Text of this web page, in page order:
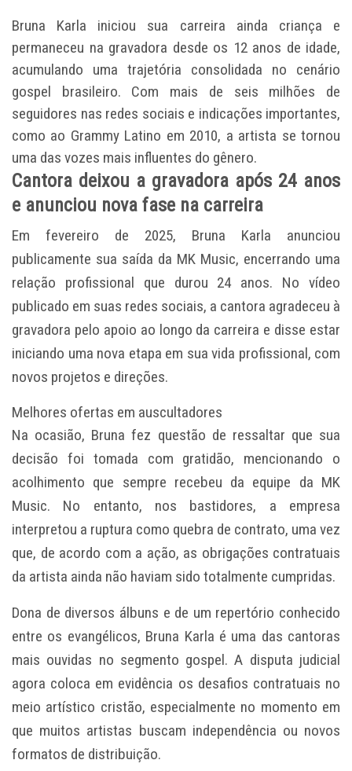
Bruna Karla iniciou sua carreira ainda criança e
permaneceu na gravadora desde os 12 anos de idade,
acumulando uma trajetória consolidada no cenário
gospel brasileiro. Com mais de seis milhões de
seguidores nas redes sociais e indicações importantes,
como ao Grammy Latino em 2010, a artista se tornou
uma das vozes mais influentes do gênero.
Cantora deixou a gravadora após 24 anos
e anunciou nova fase na carreira
Em fevereiro de 2025, Bruna Karla anunciou
publicamente sua saída da MK Music, encerrando uma
relação profissional que durou 24 anos. No vídeo
publicado em suas redes sociais, a cantora agradeceu à
gravadora pelo apoio ao longo da carreira e disse estar
iniciando uma nova etapa em sua vida profissional, com
novos projetos e direções.
Melhores ofertas em auscultadores
Na ocasião, Bruna fez questão de ressaltar que sua
decisão foi tomada com gratidão, mencionando o
acolhimento que sempre recebeu da equipe da MK
Music. No entanto, nos bastidores, a empresa
interpretou a ruptura como quebra de contrato, uma vez
que, de acordo com a ação, as obrigações contratuais
da artista ainda não haviam sido totalmente cumpridas.
Dona de diversos álbuns e de um repertório conhecido
entre os evangélicos, Bruna Karla é uma das cantoras
mais ouvidas no segmento gospel. A disputa judicial
agora coloca em evidência os desafios contratuais no
meio artístico cristão, especialmente no momento em
que muitos artistas buscam independência ou novos
formatos de distribuição.